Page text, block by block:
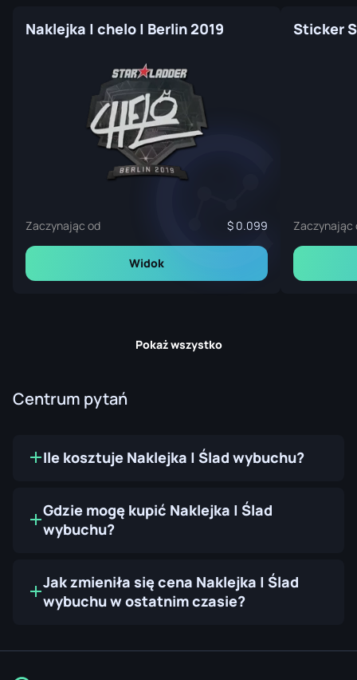
Naklejka | chelo | Berlin 2019
Zaczynając od 0.099
Widok
Zaczynając
Pokaż wszystko
Centrum pytań
Ile kosztuje Naklejka | Ślad wybuchu?
Gdzie mogę kupić Naklejka | Ślad
wybuchu?
Jak zmieniła się cena Naklejka | Ślad
wybuchu w ostatnim czasie?